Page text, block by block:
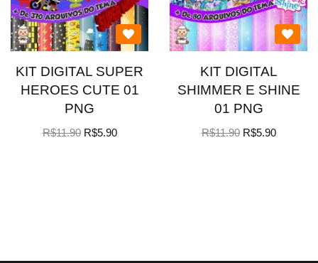
KIT DIGITAL SUPER
HEROES CUTE 01
PNG
R$11.90 R$5.90
KIT DIGITAL
SHIMMER E SHINE
01 PNG
R$11.90 R$5.90